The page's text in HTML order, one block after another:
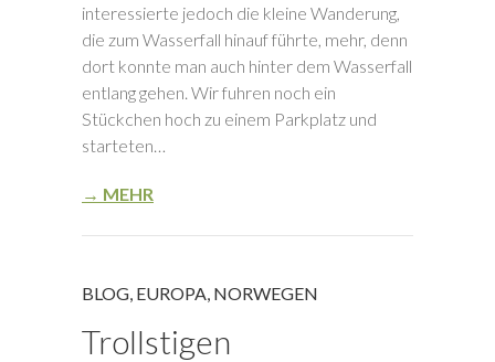
interessierte jedoch die kleine Wanderung,
die zum Wasserfall hinauf führte, mehr, denn
dort konnte man auch hinter dem Wasserfall
entlang gehen. Wir fuhren noch ein
Stückchen hoch zu einem Parkplatz und
starteten…
→ MEHR
BLOG, EUROPA, NORWEGEN
Trollstigen